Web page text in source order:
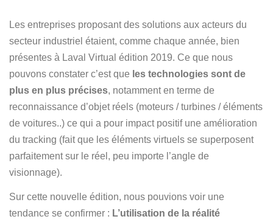
Les entreprises proposant des solutions aux acteurs du
secteur industriel étaient, comme chaque année, bien
présentes à Laval Virtual édition 2019. Ce que nous
pouvons constater c’est que les technologies sont de
plus en plus précises, notamment en terme de
reconnaissance d’objet réels (moteurs / turbines / éléments
de voitures..) ce qui a pour impact positif une amélioration
du tracking (fait que les éléments virtuels se superposent
parfaitement sur le réel, peu importe l’angle de
visionnage).
Sur cette nouvelle édition, nous pouvions voir une
tendance se confirmer : L’utilisation de la réalité